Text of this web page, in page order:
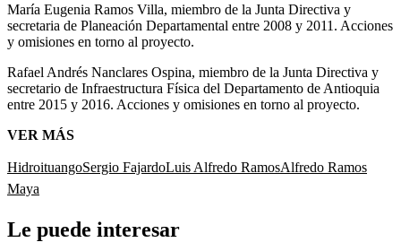
María Eugenia Ramos Villa, miembro de la Junta Directiva y
secretaria de Planeación Departamental entre 2008 y 2011. Acciones
y omisiones en torno al proyecto.
Rafael Andrés Nanclares Ospina, miembro de la Junta Directiva y
secretario de Infraestructura Física del Departamento de Antioquia
entre 2015 y 2016. Acciones y omisiones en torno al proyecto.
VER MÁS
HidroituangoSergio FajardoLuis Alfredo RamosAlfredo Ramos
Maya
Le puede interesar